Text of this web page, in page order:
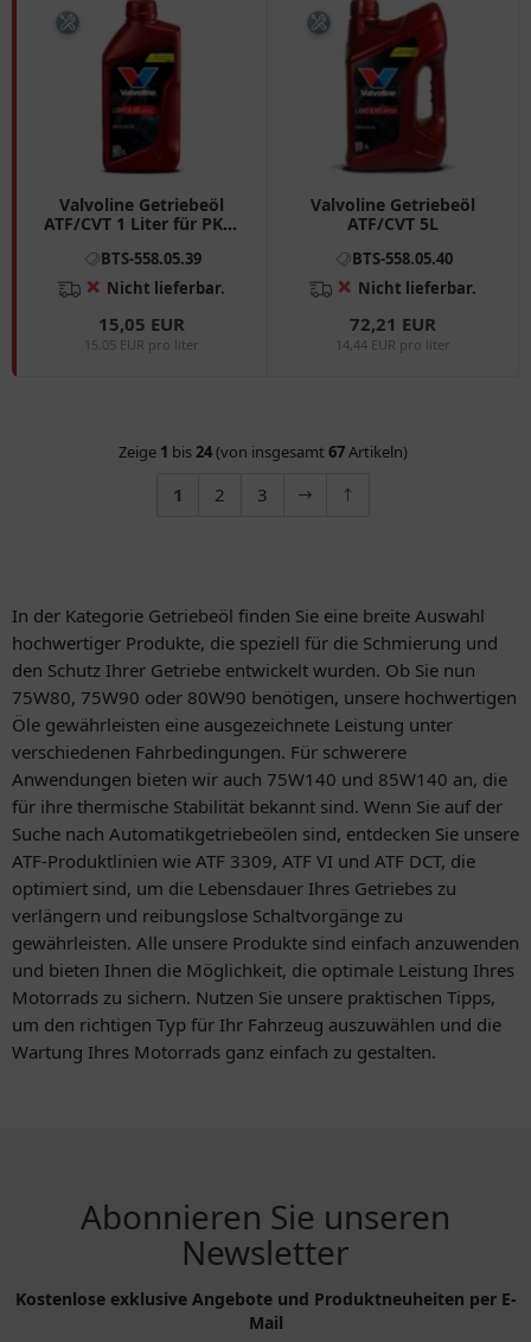
Valvoline Getriebeöl
ATF/CVT 1 Liter für PKW
BTS-558.05.39
❌ Nicht lieferbar.
15,05 EUR
15,05 EUR pro liter
Valvoline Getriebeöl
ATF/CVT 5L
BTS-558.05.40
❌ Nicht lieferbar.
72,21 EUR
14,44 EUR pro liter
Zeige 1 bis24(von insgesamt 67Artikeln)
1 2 3
In der Kategorie Getriebeöl finden Sie eine breite Auswahl
hochwertiger Produkte, die speziell für die Schmierung und
den Schutz Ihrer Getriebe entwickelt wurden. Ob Sie nun
75W80, 75W90 oder 80W90 benötigen, unsere hochwertigen
Öle gewährleisten eine ausgezeichnete Leistung unter
verschiedenen Fahrbedingungen. Für schwerere
Anwendungen bieten wir auch 75W140 und 85W140 an, die
für ihre thermische Stabilität bekannt sind. Wenn Sie auf der
Suche nach Automatikgetriebeölen sind, entdecken Sie unsere
ATF-Produktlinien wie ATF 3309, ATF VI und ATF DCT, die
optimiert sind, um die Lebensdauer Ihres Getriebes zu
verlängern und reibungslose Schaltvorgänge zu
gewährleisten. Alle unsere Produkte sind einfach anzuwenden
und bieten Ihnen die Möglichkeit, die optimale Leistung Ihres
Motorrads zu sichern. Nutzen Sie unsere praktischen Tipps,
um den richtigen Typ für Ihr Fahrzeug auszuwählen und die
Wartung Ihres Motorrads ganz einfach zu gestalten.
Abonnieren Sie unseren
Newsletter
Kostenlose exklusive Angebote und Produktneuheiten per E-
Mail